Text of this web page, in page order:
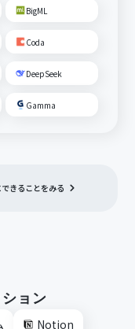
BigML
Coda
DeepSeek
Gamma
きることをみる
ョン
Notion